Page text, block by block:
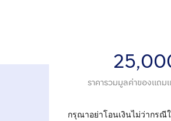
ราคารวมมูลค่าของแถม
กรุณาอย่าโอนเงินไม่ว่ากรณี